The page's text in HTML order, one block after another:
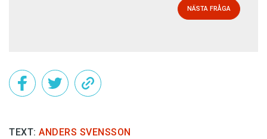
NÄSTA FRÅGA
TEXT: ANDERS SVENSSON